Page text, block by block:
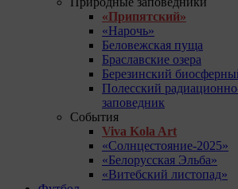
«Припятский»
«Нарочь»
Беловежская пуща
Браславские озера
Березинский
Полесский
заповедник
События
Viva Kola Art
«Солнцестояние-2025»
«Белорусская Эльба»
«Витебский листопад»